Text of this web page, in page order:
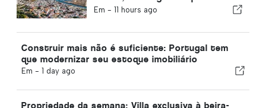
tanto quanto um metro
Em - 11 hours ago
Construir mais não é suficiente: Portugal tem
que modernizar seu estoque imobiliário
Em - 1 day ago
Propriedade da semana: Villa exclusiva à beira-